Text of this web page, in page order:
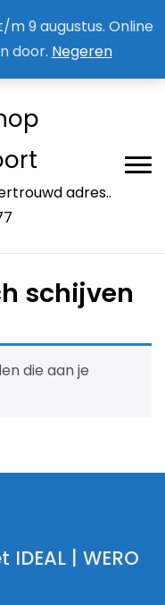
m 9 augustus. Online
door. Negeren
adres..
schijven
die aan je
| WERO